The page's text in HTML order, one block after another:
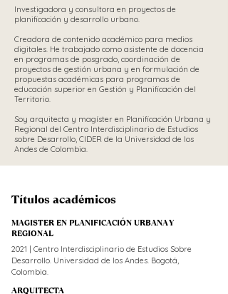
Investigadora y consultora en proyectos de
planificación y desarrollo urbano.
Creadora de contenido académico para medios
digitales. He trabajado como asistente de docencia
en programas de posgrado, coordinación de
proyectos de gestión urbana y en formulación de
propuestas académicas para programas de
educación superior en Gestión y Planificación del
Territorio.
Soy arquitecta y magíster en Planificación Urbana y
Regional del Centro Interdisciplinario de Estudios
sobre Desarrollo, CIDER de la Universidad de los
Andes de Colombia.
Títulos académicos
MAGISTER EN PLANIFICACIÓN URBANA Y
REGIONAL
2021 | Centro Interdisciplinario de Estudios Sobre
Desarrollo. Universidad de los Andes. Bogotá,
Colombia.
ARQUITECTA